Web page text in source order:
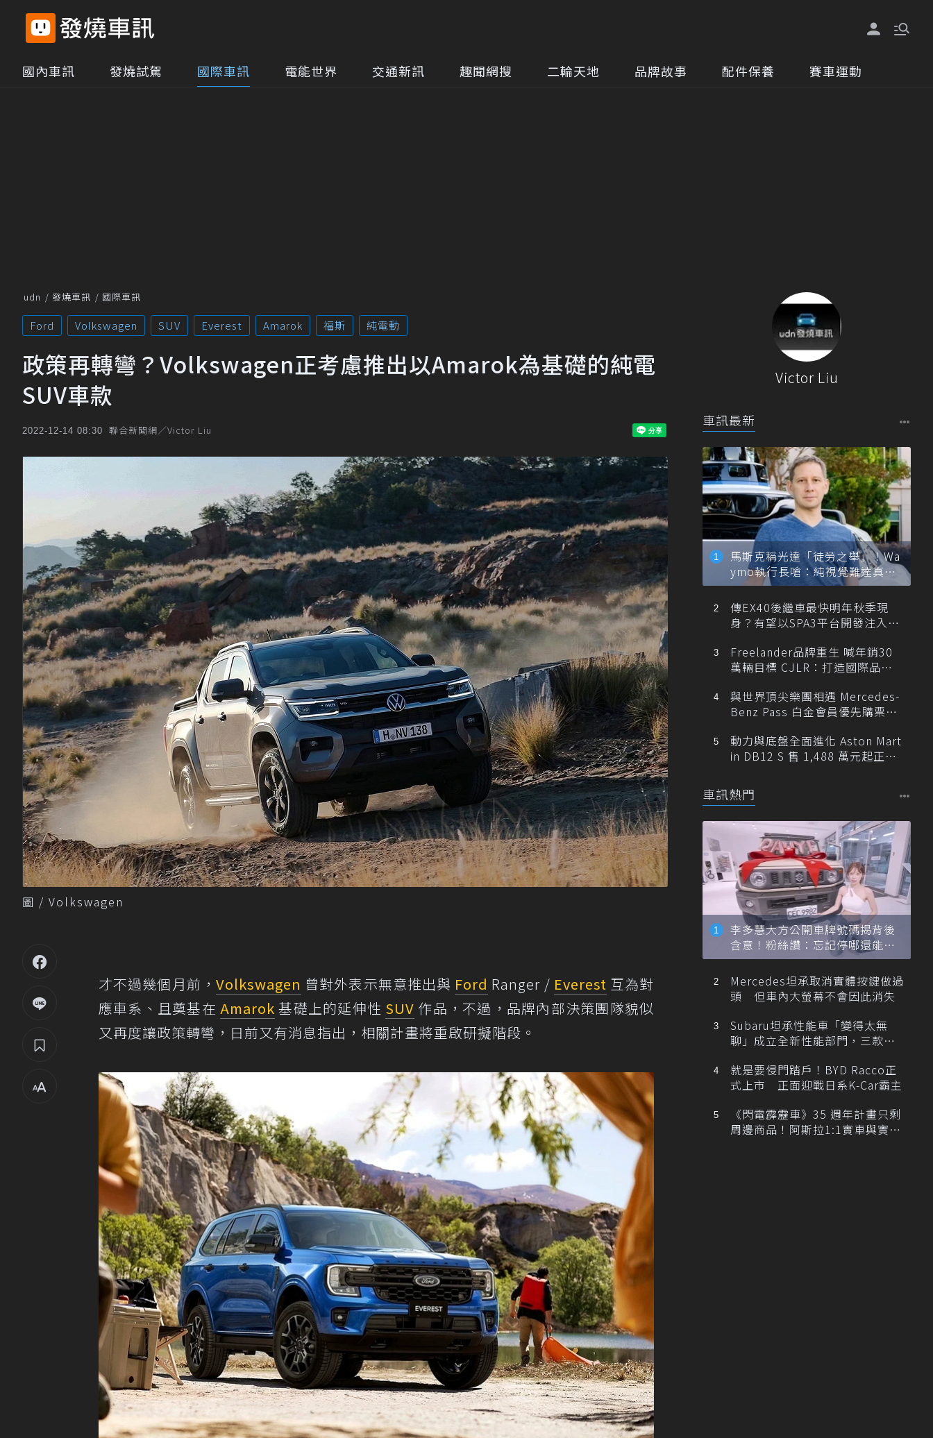
國內車訊 發燒試駕 國際車訊 電能世界 交通新訊 趣聞網搜 二輪天地 品牌故事 配件保養 賽車運動
udn 發燒車訊 國際車訊
Ford Volkswagen SUV Everest Amarok 福斯 純電動
政策再轉彎？Volkswagen正考慮推出以Amarok為基礎的純電
SUV車款
2022-12-14 08:30 聯合新聞網／Victor Liu
圖 / Volkswagen
才不過幾個月前， Volkswagen 曾對外表示無意推出與 Ford Ranger / Everest 互為對
應車系、且奠基在Amarok 基礎上的延伸性 SUV 作品，不過，品牌內部決策團隊貌似
又再度讓政策轉彎，日前又有消息指出，相關計畫將重啟研擬階段。
Victor Liu
車訊最新
馬斯克稱光達「徒勞之舉」！Wa
ymo執行長嗆：純視覺難達真正
自動駕駛
傳EX40後繼車最快明年秋季現
身？有望以SPA3平台開發注入80
Freelander品牌重生 喊年銷30
萬輛目標 CJLR：打造國際品牌
與世界頂尖樂團相遇 Mercedes-
Benz Pass 白金會員優先購票維
動力與底盤全面進化 Aston Mart
in DB12 S 售 1,488 萬元起正式
車訊熱門
李多慧大方公開車牌號碼揭背後
含意！粉絲讚：忘記停哪還能幫
忙找車
Mercedes坦承取消實體按鍵做過
頭 但車內大螢幕不會因此消失
Subaru坦承性能車「變得太無
聊」成立全新性能部門，三款手
就是要侵門踏戶！BYD Racco正
式上市 正面迎戰日系K-Car霸主
《閃電霹靂車》35 週年計畫只剩
周邊商品！阿斯拉1:1實車與實體